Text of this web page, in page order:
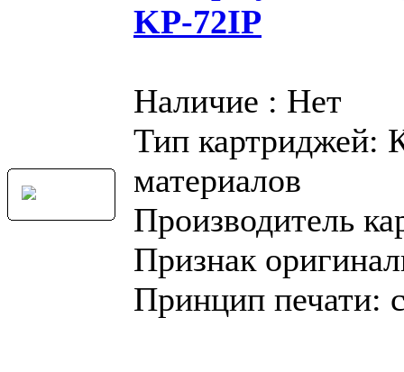
KP-72IP
Наличие : Нет
Тип картриджей:
материалов
Производитель
Признак
Принцип печати: